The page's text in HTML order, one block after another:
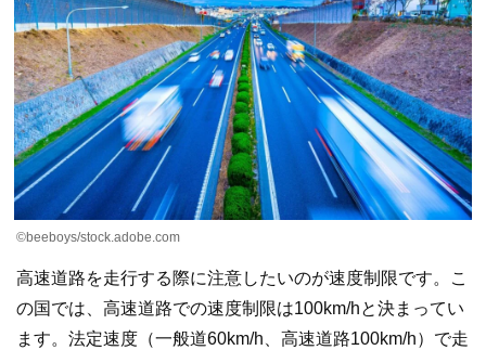
©beeboys/stock.adobe.com
高速道路を走行する際に注意したいのが速度制限です。こ
の国では、高速道路での速度制限は100km/hと決まってい
ます。法定速度（一般道60km/h、高速道路100km/h）で走